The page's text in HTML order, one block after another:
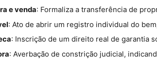
e venda: Formaliza a transferência de
: Ato de abrir um registro individual do
: Inscrição de um direito real de garantia
: Averbação de constrição judicial,